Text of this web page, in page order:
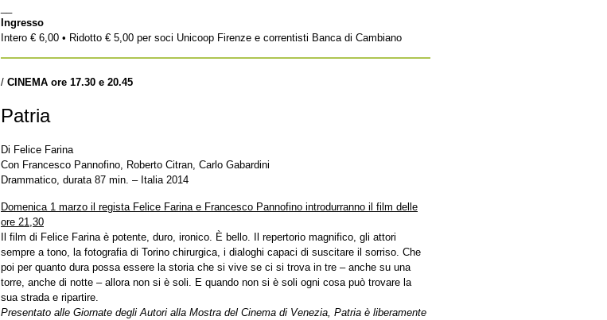
Ingresso
Intero € 6,00 • Ridotto € 5,00 per soci Unicoop Firenze e correntisti Banca di Cambiano
/ CINEMA ore 17.30 e 20.45
Patria
Di Felice Farina
Con Francesco Pannofino, Roberto Citran, Carlo Gabardini
Drammatico, durata 87 min. – Italia 2014
Domenica 1 marzo il regista Felice Farina e Francesco Pannofino introdurranno il film delle
ore 21,30
Il film di Felice Farina è potente, duro, ironico. È bello. Il repertorio magnifico, gli attori
sempre a tono, la fotografia di Torino chirurgica, i dialoghi capaci di suscitare il sorriso. Che
poi per quanto dura possa essere la storia che si vive se ci si trova in tre – anche su una
torre, anche di notte – allora non si è soli. E quando non si è soli ogni cosa può trovare la
sua strada e ripartire.
Presentato alle Giornate degli Autori alla Mostra del Cinema di Venezia, Patria è liberamente